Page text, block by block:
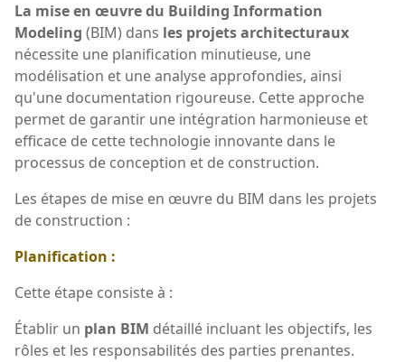
La mise en œuvre du Building Information
Modeling (BIM) dans les projets architecturaux
nécessite une planification minutieuse, une
modélisation et une analyse approfondies, ainsi
qu'une documentation rigoureuse. Cette approche
permet de garantir une intégration harmonieuse et
efficace de cette technologie innovante dans le
processus de conception et de construction.
Les étapes de mise en œuvre du BIM dans les projets
de construction :
Planification :
Cette étape consiste à :
Établir un plan BIM détaillé incluant les objectifs, les
rôles et les responsabilités des parties prenantes.